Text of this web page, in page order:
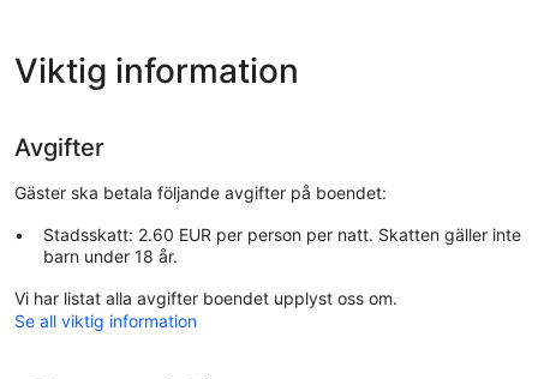
Viktig information
Avgifter
Gäster ska betala följande avgifter på boendet:
Stadsskatt: 2.60 EUR per person per natt. Skatten gäller inte
barn under 18 år.
Vi har listat alla avgifter boendet upplyst oss om.
Se all viktig information